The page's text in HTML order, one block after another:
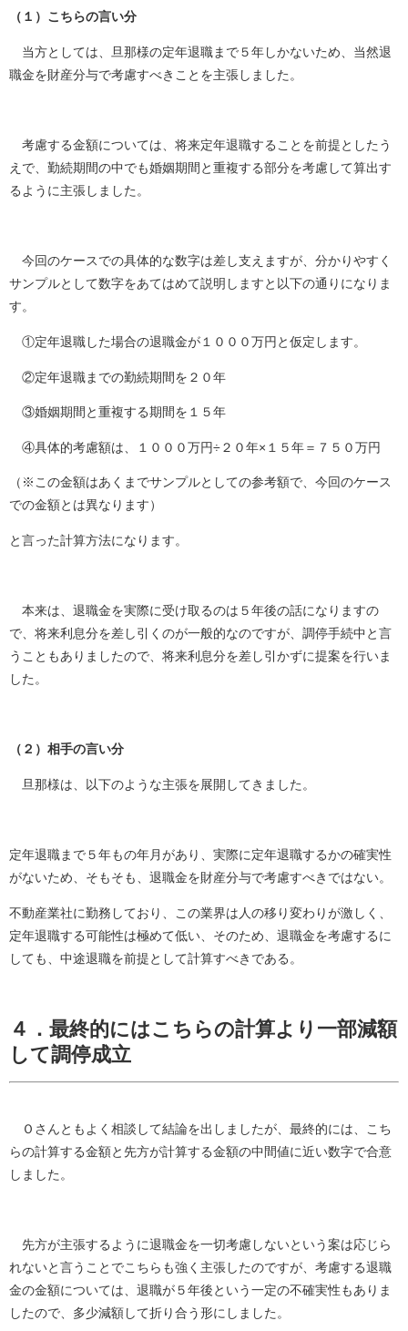
（１）こちらの言い分
当方としては、旦那様の定年退職まで５年しかないため、当然退
職金を財産分与で考慮すべきことを主張しました。
考慮する金額については、将来定年退職することを前提としたう
えで、勤続期間の中でも婚姻期間と重複する部分を考慮して算出す
るように主張しました。
今回のケースでの具体的な数字は差し支えますが、分かりやすく
サンプルとして数字をあてはめて説明しますと以下の通りになりま
す。
①定年退職した場合の退職金が１０００万円と仮定します。
②定年退職までの勤続期間を２０年
③婚姻期間と重複する期間を１５年
④具体的考慮額は、１０００万円÷２０年×１５年＝７５０万円
（※この金額はあくまでサンプルとしての参考額で、今回のケース
での金額とは異なります）
と言った計算方法になります。
本来は、退職金を実際に受け取るのは５年後の話になりますの
で、将来利息分を差し引くのが一般的なのですが、調停手続中と言
うこともありましたので、将来利息分を差し引かずに提案を行いま
した。
（２）相手の言い分
旦那様は、以下のような主張を展開してきました。
定年退職まで５年もの年月があり、実際に定年退職するかの確実性
がないため、そもそも、退職金を財産分与で考慮すべきではない。
不動産業社に勤務しており、この業界は人の移り変わりが激しく、
定年退職する可能性は極めて低い、そのため、退職金を考慮するに
しても、中途退職を前提として計算すべきである。
４．最終的にはこちらの計算より一部減額
して調停成立
Ｏさんともよく相談して結論を出しましたが、最終的には、こち
らの計算する金額と先方が計算する金額の中間値に近い数字で合意
しました。
先方が主張するように退職金を一切考慮しないという案は応じら
れないと言うことでこちらも強く主張したのですが、考慮する退職
金の金額については、退職が５年後という一定の不確実性もありま
したので、多少減額して折り合う形にしました。